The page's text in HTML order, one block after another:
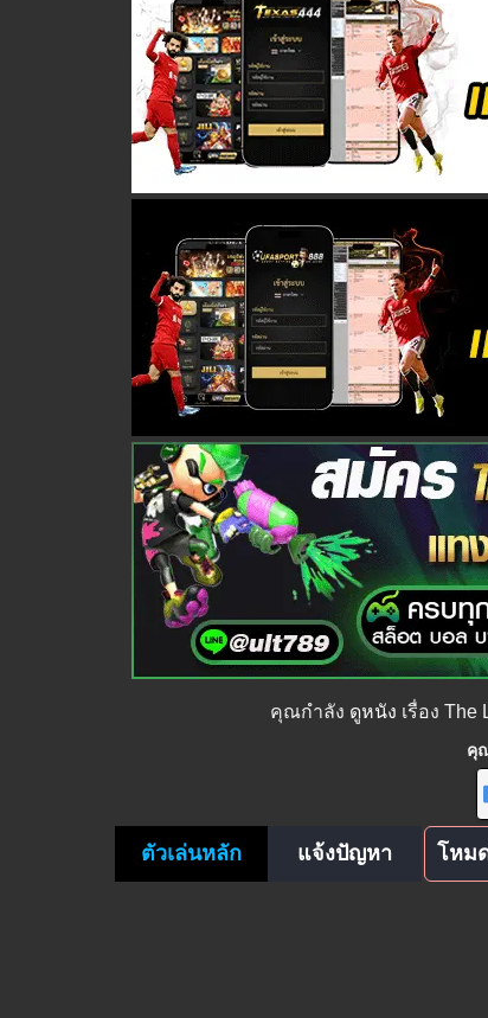
คุณกำลัง ดูหนัง เรื่อง
คุ
ตัวเล่นหลัก แจ้งปัญหา โหม